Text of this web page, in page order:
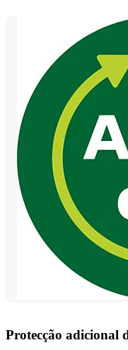
Protecção adicional